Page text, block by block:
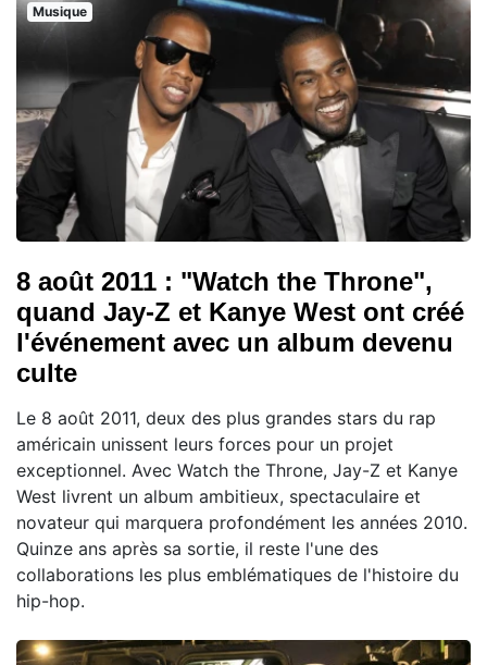
Musique
8 août 2011 : "Watch the Throne",
quand Jay-Z et Kanye West ont créé
l'événement avec un album devenu
culte
Le 8 août 2011, deux des plus grandes stars du rap
américain unissent leurs forces pour un projet
exceptionnel. Avec Watch the Throne, Jay-Z et Kanye
West livrent un album ambitieux, spectaculaire et
novateur qui marquera profondément les années 2010.
Quinze ans après sa sortie, il reste l'une des
collaborations les plus emblématiques de l'histoire du
hip-hop.